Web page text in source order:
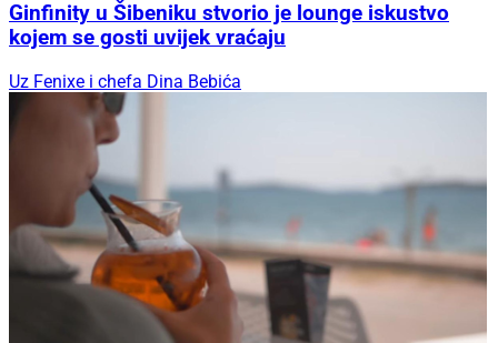
Ginfinity u Šibeniku stvorio je lounge iskustvo
kojem se gosti uvijek vraćaju
Uz Fenixe i chefa Dina Bebića